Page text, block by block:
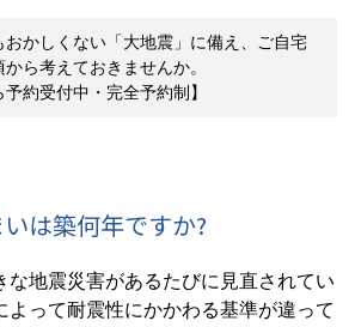
おかしくない「大地震」に備え、ご自宅
ら考えておきませんか。
予約受付中・完全予約制】
は築何年ですか?
な地震災害があるたびに見直されてい
よって耐震性にかかわる基準が違って